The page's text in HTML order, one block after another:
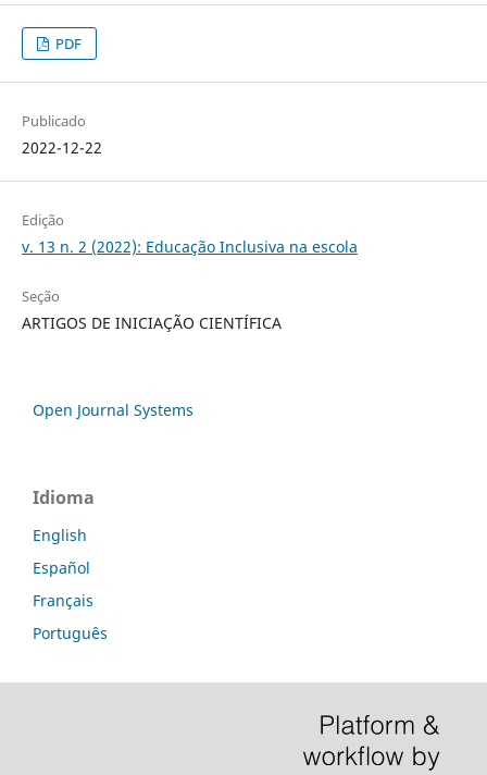
PDF
Publicado
2022-12-22
Edição
v. 13 n. 2 (2022): Educação Inclusiva na escola
Seção
ARTIGOS DE INICIAÇÃO CIENTÍFICA
Open Journal Systems
Idioma
English
Español
Français
Português